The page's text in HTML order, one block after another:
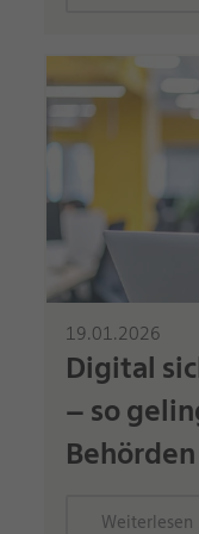
19.01.2026
Digital
– so
Weiterlesen